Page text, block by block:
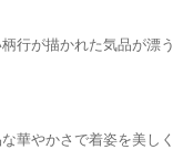
行が描かれた気品が漂
華やかさで着姿を美し